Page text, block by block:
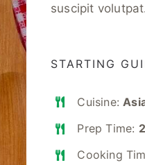
suscipit
STARTING
Cuisine:
Prep Time:
Cooking